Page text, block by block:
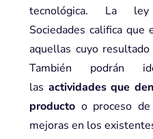
tecnológica. La
Sociedades califica que
aquellas cuyo
También podrán
las actividades que
productoo proceso de
mejoras en los